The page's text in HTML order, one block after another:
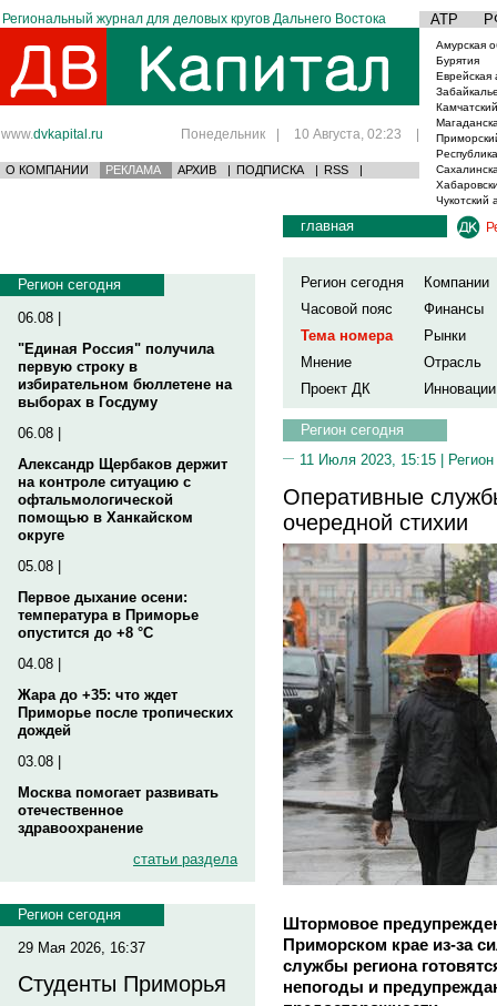
Региональный журнал для деловых кругов Дальнего Востока АТР
www.dvkapital.ru Понедельник | 10 Августа, 02:23 |
О КОМПАНИИ РЕКЛАМА АРХИВ | ПОДПИСКА | RSS |
Амурская
Бурятия
Еврейская
Чукотский
Регион сегодня
06.08 |
"Единая Россия" получила
первую строку в
избирательном бюллетене на
выборах в Госдуму
06.08 |
Александр Щербаков держит
на контроле ситуацию с
офтальмологической
помощью в Ханкайском
округе
05.08 |
Первое дыхание осени:
температура в Приморье
опустится до +8 °C
04.08 |
Жара до +35: что ждет
Приморье после тропических
дождей
03.08 |
Москва помогает развивать
отечественное
здравоохранение
статьи раздела
Регион сегодня
29 Мая 2026, 16:37
Студенты Приморья
главная
Регион сегодня
Компании
Часовой пояс
Финансы
Тема номера
Рынки
Мнение
Отрасль
Проект ДК
Инновации
Регион сегодня
11 Июля 2023, 15:15 |
Оперативные
очередной стихии
Штормовое
Приморском крае из-за
службы региона
непогоды и